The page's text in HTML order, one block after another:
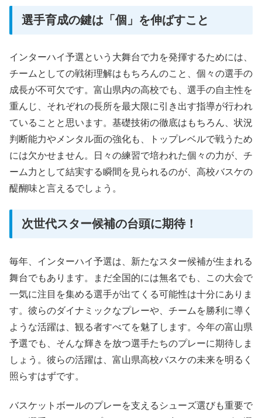
選手育成の鍵は「個」を伸ばすこと
インターハイ予選という大舞台で力を発揮するためには、
チームとしての戦術理解はもちろんのこと、個々の選手の
成長が不可欠です。富山県内の高校でも、選手の自主性を
重んじ、それぞれの長所を最大限に引き出す指導が行われ
ていることと思います。基礎技術の徹底はもちろん、状況
判断能力やメンタル面の強化も、トップレベルで戦うため
には欠かせません。日々の練習で培われた個々の力が、チ
ーム力として結実する瞬間を見られるのが、高校バスケの
醍醐味と言えるでしょう。
次世代スター候補の台頭に期待！
毎年、インターハイ予選は、新たなスター候補が生まれる
舞台でもあります。まだ全国的には無名でも、この大会で
一気に注目を集める選手が出てくる可能性は十分にありま
す。彼らのダイナミックなプレーや、チームを勝利に導く
ような活躍は、観る者すべてを魅了します。今年の富山県
予選でも、そんな輝きを放つ選手たちのプレーに期待しま
しょう。彼らの活躍は、富山県高校バスケの未来を明るく
照らすはずです。
バスケットボールのプレーを支えるシューズ選びも重要で